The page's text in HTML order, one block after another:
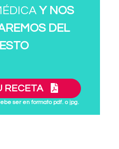
Y NOS
DEL
RECETA
ser en formato pdf. o jpg.